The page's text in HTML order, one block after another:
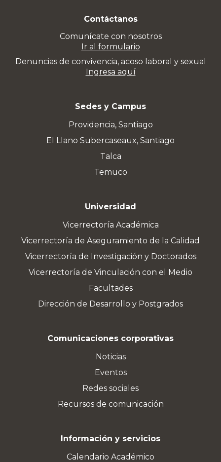
Contáctanos
Comunícate con nosotros
Ir al formulario
Denuncias de convivencia, acoso laboral y sexual
Ingresa aquí
Sedes y Campus
Providencia, Santiago
El Llano Subercaseaux, Santiago
Talca
Temuco
Universidad
Vicerrectoría Académica
Vicerrectoría de Aseguramiento de la Calidad
Vicerrectoría de Investigación y Doctorados
Vicerrectoría de Vinculación con el Medio
Facultades
Dirección de Desarrollo y Postgrados
Comunicaciones corporativas
Noticias
Eventos
Redes sociales
Recursos de comunicación
Información y servicios
Calendario Académico